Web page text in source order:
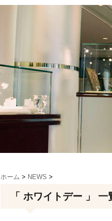
ホーム > NEWS >
「 ホワイトデー 」 一